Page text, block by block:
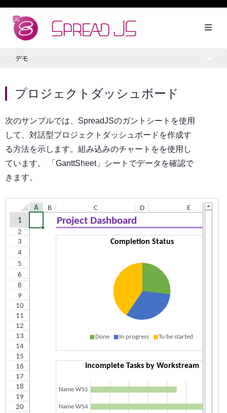
デモ
プロジェクトダッシュボード
次のサンプルでは、SpreadJSのガントシートを使用
して、対話型プロジェクトダッシュボードを作成す
る方法を示します。組み込みのチャートをを使用し
ています。 「GanttSheet」シートでデータを確認で
きます。